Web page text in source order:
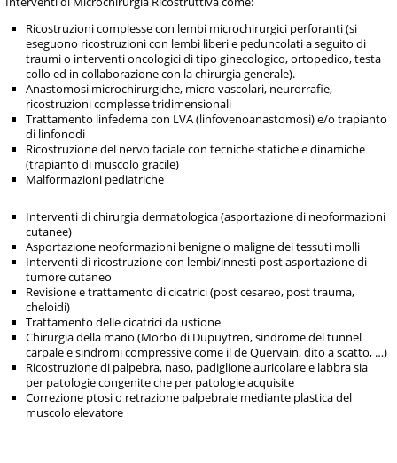
Ricostruzioni complesse con lembi microchirurgici perforanti (si
eseguono ricostruzioni con lembi liberi e peduncolati a seguito di
traumi o interventi oncologici di tipo ginecologico, ortopedico, testa
collo ed in collaborazione con la chirurgia generale).
Anastomosi microchirurgiche, micro vascolari, neurorrafie,
ricostruzioni complesse tridimensionali
Trattamento linfedema con LVA (linfovenoanastomosi) e/o trapianto
di linfonodi
Ricostruzione del nervo faciale con tecniche statiche e dinamiche
(trapianto di muscolo gracile)
Malformazioni pediatriche
Interventi di chirurgia dermatologica (asportazione di neoformazioni
cutanee)
Asportazione neoformazioni benigne o maligne dei tessuti molli
Interventi di ricostruzione con lembi/innesti post asportazione di
tumore cutaneo
Revisione e trattamento di cicatrici (post cesareo, post trauma,
cheloidi)
Trattamento delle cicatrici da ustione
Chirurgia della mano (Morbo di Dupuytren, sindrome del tunnel
carpale e sindromi compressive come il de Quervain, dito a scatto, …)
Ricostruzione di palpebra, naso, padiglione auricolare e labbra sia
per patologie congenite che per patologie acquisite
Correzione ptosi o retrazione palpebrale mediante plastica del
muscolo elevatore